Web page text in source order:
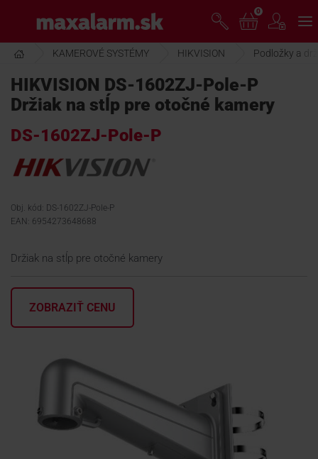
hlavnému
obsahu
www.maxalarm.sk
AKCIA MESIACA
PRODUKTY
SPOLOČNOSŤ
ŠKOLENIE
PODPORA
0
KAMEROVÉ SYSTÉMY HIKVISION Podložky a
HIKVISION DS-1602ZJ-Pole-P
Držiak na stĺp pre otočné kamery
DS-1602ZJ-Pole-P
Obj. kód: DS-1602ZJ-Pole-P
EAN: 6954273648688
Držiak na stĺp pre otočné kamery
ZOBRAZIŤ CENU